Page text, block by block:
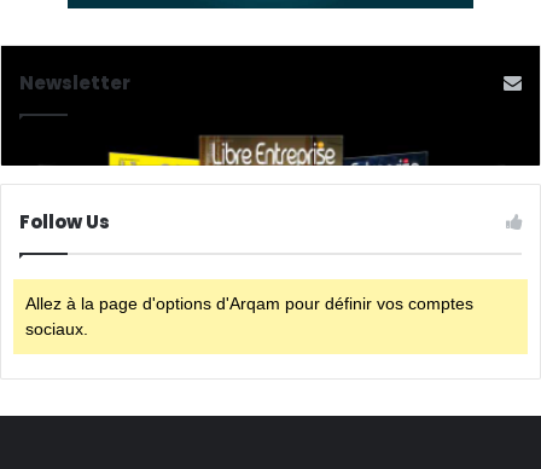
Newsletter
Follow Us
Allez à la page d'options d'Arqam pour définir vos comptes
sociaux.